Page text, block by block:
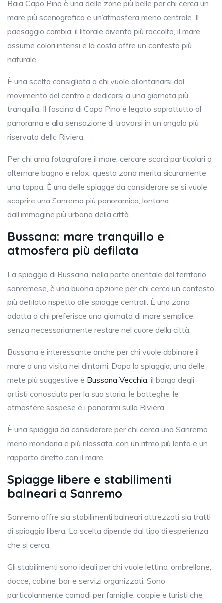
Baia Capo Pino è una delle zone più belle per chi cerca un
mare più scenografico e un’atmosfera meno centrale. Il
paesaggio cambia: il litorale diventa più raccolto, il mare
assume colori intensi e la costa offre un contesto più
naturale.
È una scelta consigliata a chi vuole allontanarsi dal
movimento del centro e dedicarsi a una giornata più
tranquilla. Il fascino di Capo Pino è legato soprattutto al
panorama e alla sensazione di trovarsi in un angolo più
riservato della Riviera.
Per chi ama fotografare il mare, cercare scorci particolari o
alternare bagno e relax, questa zona merita sicuramente
una tappa. È una delle spiagge da considerare se si vuole
scoprire una Sanremo più panoramica, lontana
dall’immagine più urbana della città.
Bussana: mare tranquillo e
atmosfera più defilata
La spiaggia di Bussana, nella parte orientale del territorio
sanremese, è una buona opzione per chi cerca un contesto
più defilato rispetto alle spiagge centrali. È una zona
adatta a chi preferisce una giornata di mare semplice,
senza necessariamente restare nel cuore della città.
Bussana è interessante anche per chi vuole abbinare il
mare a una visita nei dintorni. Dopo la spiaggia, una delle
mete più suggestive è Bussana Vecchia, il borgo degli
artisti conosciuto per la sua storia, le botteghe, le
atmosfere sospese e i panorami sulla Riviera.
È una spiaggia da considerare per chi cerca una Sanremo
meno mondana e più rilassata, con un ritmo più lento e un
rapporto diretto con il mare.
Spiagge libere e stabilimenti
balneari a Sanremo
Sanremo offre sia stabilimenti balneari attrezzati sia tratti
di spiaggia libera. La scelta dipende dal tipo di esperienza
che si cerca.
Gli stabilimenti sono ideali per chi vuole lettino, ombrellone,
docce, cabine, bar e servizi organizzati. Sono
particolarmente comodi per famiglie, coppie e turisti che